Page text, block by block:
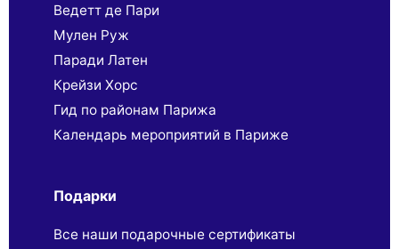
Ведетт де Пари
Мулен Руж
Паради Латен
Крейзи Хорс
Гид по районам Парижа
Календарь мероприятий в Париже
Подарки
Все наши подарочные сертификаты